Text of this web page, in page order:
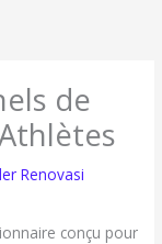
de
Renovasi
conçu pour